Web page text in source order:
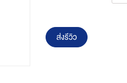
ส่งรีวิว